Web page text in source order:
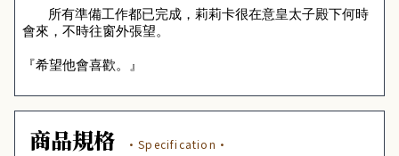
所有準備工作都已完成，莉莉卡很在意皇太子殿下何時
會來，不時往窗外張望。
『希望他會喜歡。』
商品規格 ·Specification·